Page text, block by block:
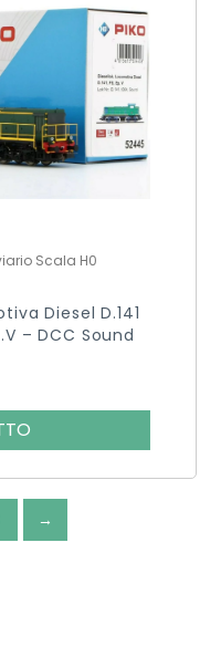
Scala H0
Diesel D.141
– DCC Sound
→